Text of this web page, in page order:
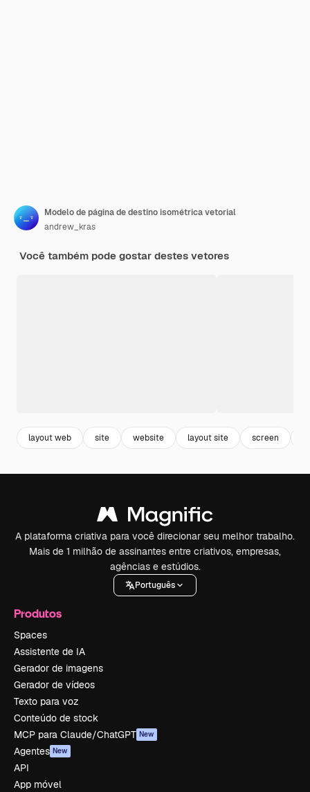
Modelo de página de destino isométrica vetorial
andrew_kras
Você também pode gostar destes vetores
layout web site website layout site screen
A plataforma criativa para você direcionar seu melhor trabalho.
Mais de 1 milhão de assinantes entre criativos, empresas,
agências e estúdios.
Português
Produtos
Spaces
Assistente de IA
Gerador de imagens
Gerador de vídeos
Texto para voz
Conteúdo de stock
MCP para Claude/ChatGPT New
Agentes New
API
App móvel